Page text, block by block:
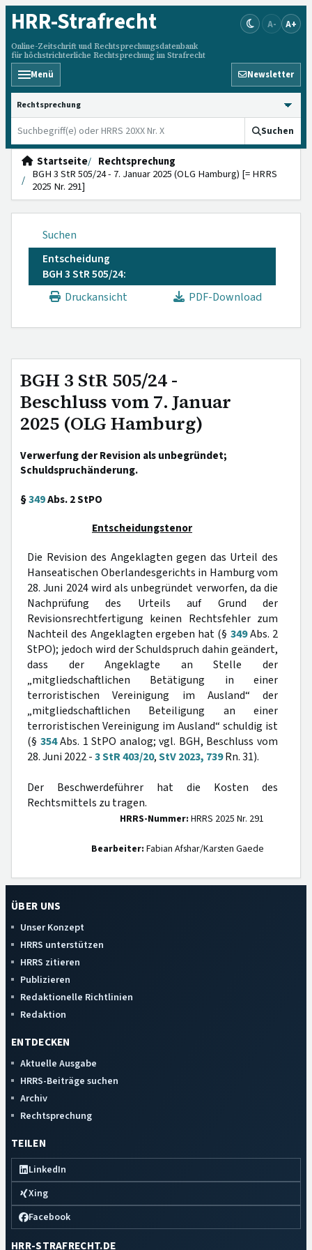
HRR-Strafrecht
Online-Zeitschrift und Rechtsprechungsdatenbank
für höchstrichterliche Rechtsprechung im Strafrecht
A- A+
Menü Newsletter
HRRS durchsuchen
Suchen
Startseite
Rechtsprechung
BGH 3 StR 505/24 - 7. Januar 2025 (OLG Hamburg) [= HRRS
2025 Nr. 291]
Suchen
Entscheidung
BGH 3 StR 505/24:
Druckansicht
PDF-Download
BGH 3 StR 505/24 -
Beschluss vom 7. Januar
2025 (OLG Hamburg)
Verwerfung der Revision als unbegründet;
Schuldspruchänderung.
§349Abs. 2 StPO
Entscheidungstenor
Die Revision des Angeklagten gegen das Urteil des
Hanseatischen Oberlandesgerichts in Hamburg vom
28. Juni 2024 wird als unbegründet verworfen, da die
Nachprüfung des Urteils auf Grund der
Revisionsrechtfertigung keinen Rechtsfehler zum
Nachteil des Angeklagten ergeben hat (§ 349Abs. 2
StPO); jedoch wird der Schuldspruch dahin geändert,
dass der Angeklagte an Stelle der
„mitgliedschaftlichen Betätigung in einer
terroristischen Vereinigung im Ausland“ der
„mitgliedschaftlichen Beteiligung an einer
terroristischen Vereinigung im Ausland“ schuldig ist
(§ 354Abs. 1 StPO analog; vgl. BGH, Beschluss vom
28. Juni 2022 -3 StR 403/20,StV 2023, 739Rn. 31).
Der Beschwerdeführer hat die Kosten des
Rechtsmittels zu tragen.
HRRS-Nummer: HRRS 2025 Nr. 291
Bearbeiter: Fabian Afshar/Karsten Gaede
ÜBER UNS
Unser Konzept
HRRS unterstützen
HRRS zitieren
Publizieren
Redaktionelle Richtlinien
Redaktion
ENTDECKEN
Aktuelle Ausgabe
HRRS-Beiträge suchen
Archiv
Rechtsprechung
TEILEN
LinkedIn
Xing
Facebook
HRR-STRAFRECHT.DE